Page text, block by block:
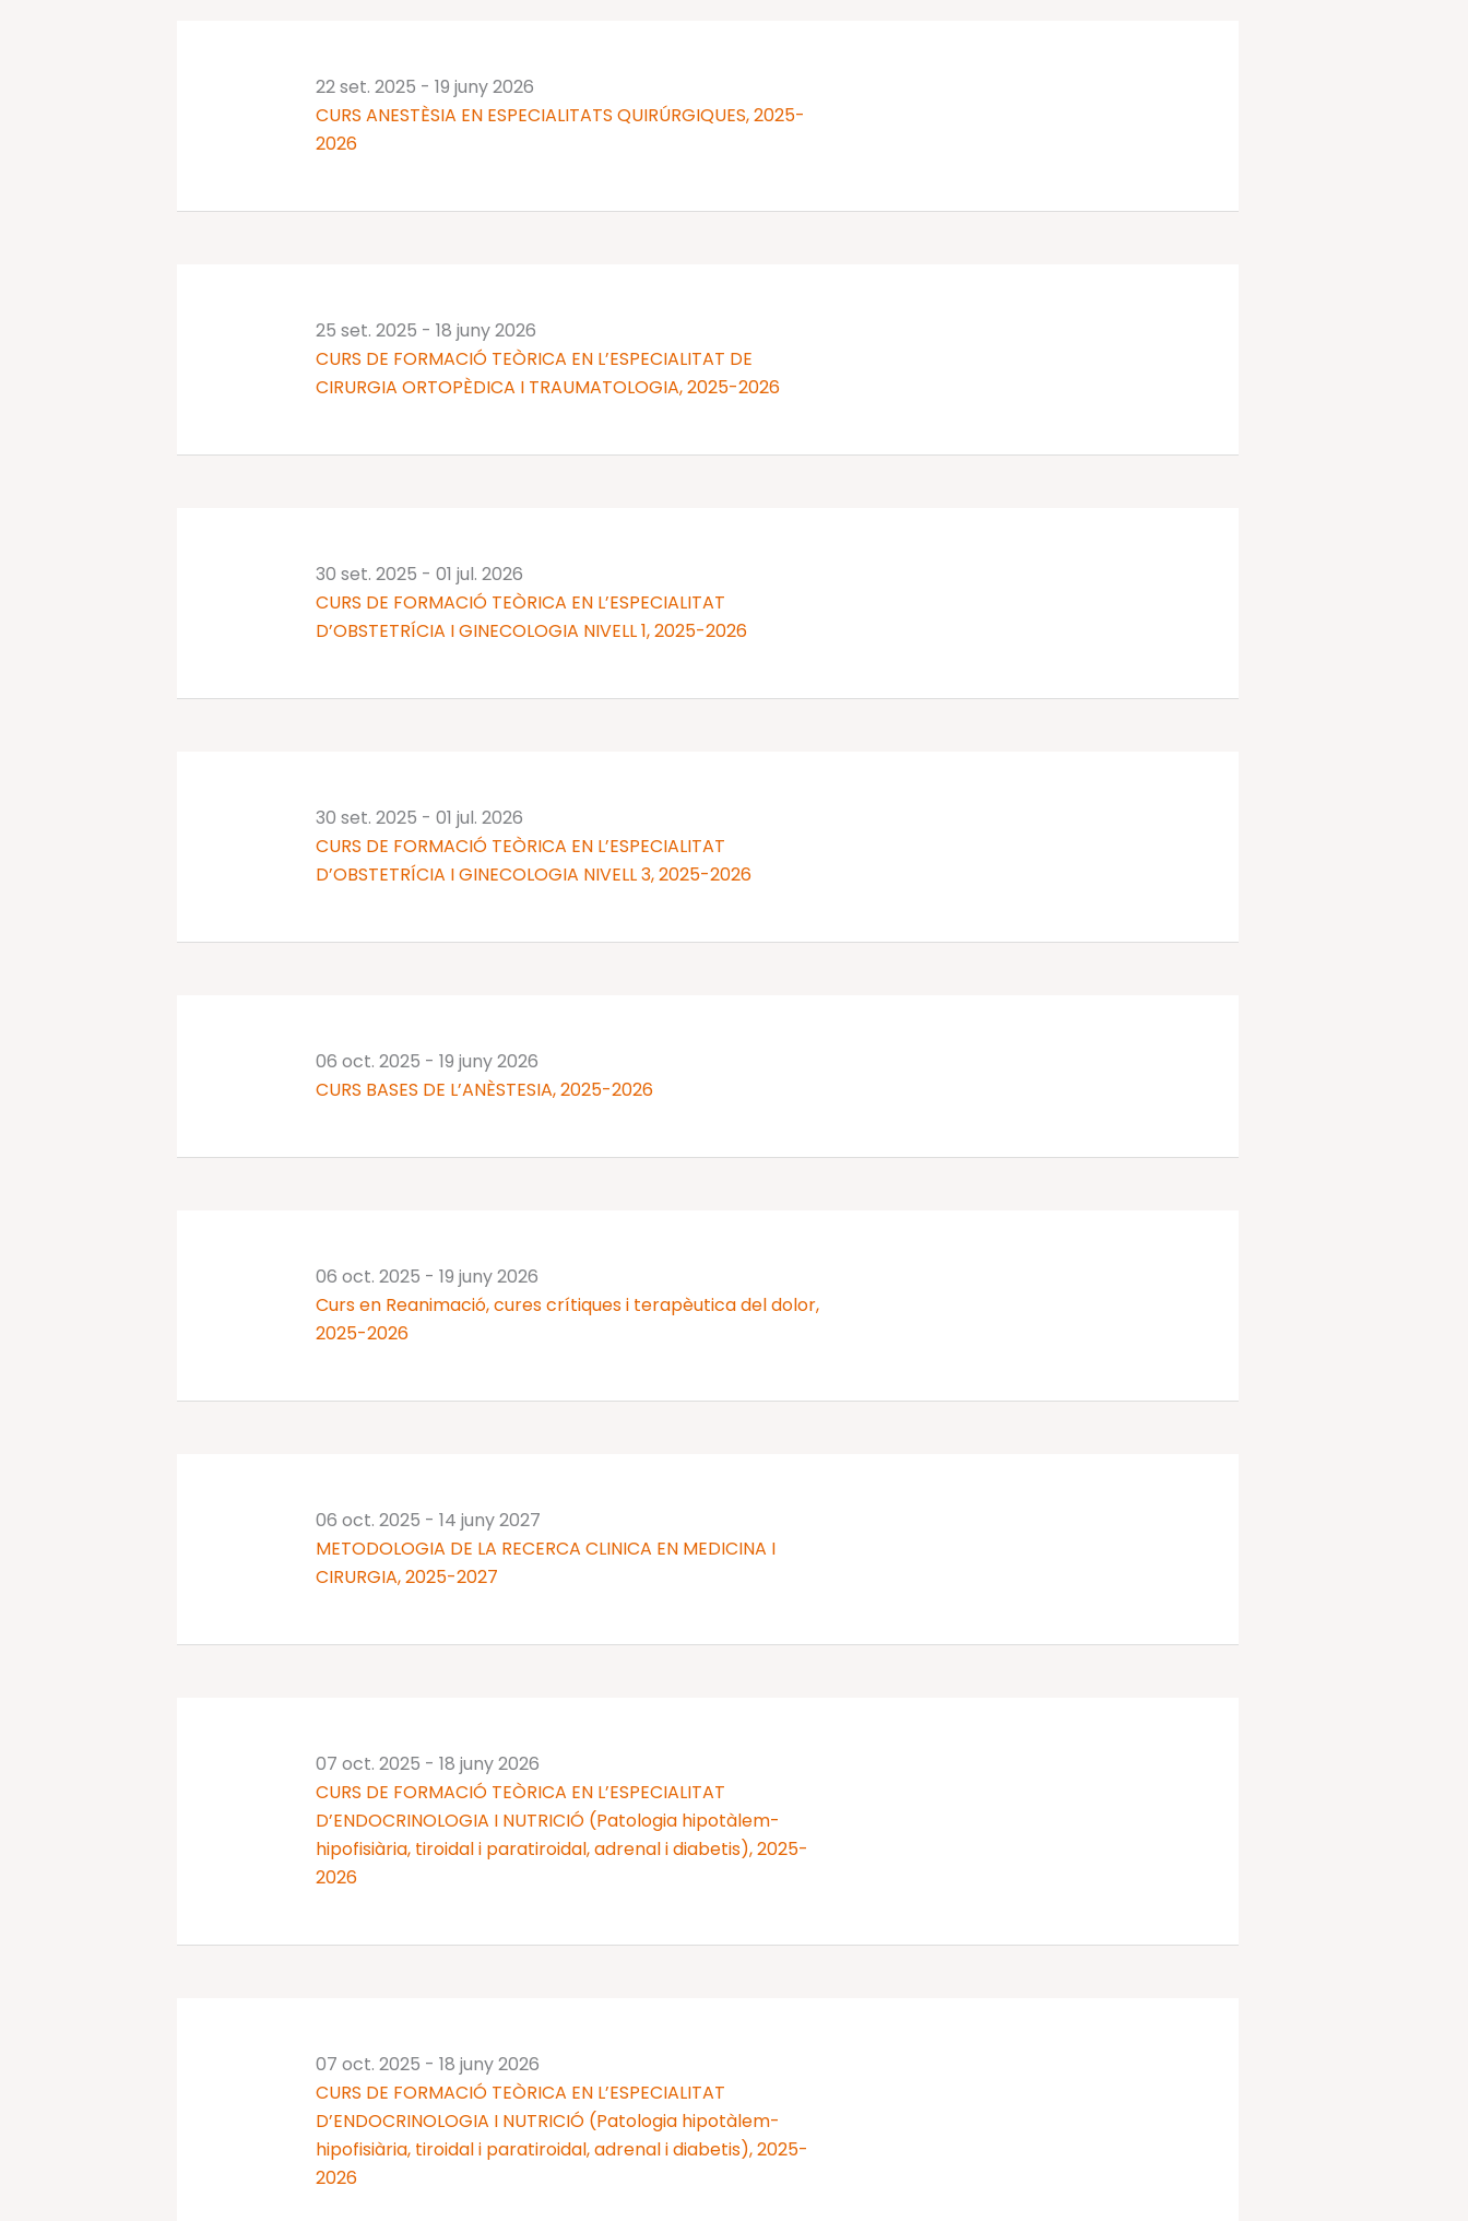
CURS ANESTÈSIA EN ESPECIALITATS QUIRÚRGIQUES, 2025-
2026
22 set. 2025 - 19 juny 2026
CURS DE FORMACIÓ TEÒRICA EN L’ESPECIALITAT DE
CIRURGIA ORTOPÈDICA I TRAUMATOLOGIA, 2025-2026
25 set. 2025 - 18 juny 2026
CURS DE FORMACIÓ TEÒRICA EN L’ESPECIALITAT
D’OBSTETRÍCIA I GINECOLOGIA NIVELL 1, 2025-2026
30 set. 2025 - 01 jul. 2026
CURS DE FORMACIÓ TEÒRICA EN L’ESPECIALITAT
D’OBSTETRÍCIA I GINECOLOGIA NIVELL 3, 2025-2026
30 set. 2025 - 01 jul. 2026
CURS BASES DE L’ANÈSTESIA, 2025-2026
06 oct. 2025 - 19 juny 2026
Curs en Reanimació, cures crítiques i terapèutica del dolor,
2025-2026
06 oct. 2025 - 19 juny 2026
METODOLOGIA DE LA RECERCA CLINICA EN MEDICINA I
CIRURGIA, 2025-2027
06 oct. 2025 - 14 juny 2027
CURS DE FORMACIÓ TEÒRICA EN L’ESPECIALITAT
D’ENDOCRINOLOGIA I NUTRICIÓ (Patologia hipotàlem-
hipofisiària, tiroidal i paratiroidal, adrenal i diabetis), 2025-
2026
07 oct. 2025 - 18 juny 2026
CURS DE FORMACIÓ TEÒRICA EN L’ESPECIALITAT
D’ENDOCRINOLOGIA I NUTRICIÓ (Patologia hipotàlem-
hipofisiària, tiroidal i paratiroidal, adrenal i diabetis), 2025-
2026
07 oct. 2025 - 18 juny 2026